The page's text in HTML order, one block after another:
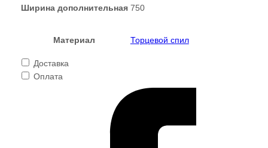
Ширина дополнительная 750
Материал Торцевой спил
Доставка
Оплата